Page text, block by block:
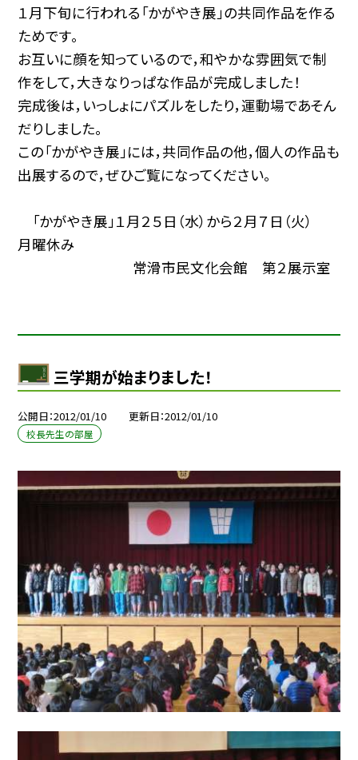
１月下旬に行われる「かがやき展」の共同作品を作る
ためです。
お互いに顔を知っているので，和やかな雰囲気で制
作をして，大きなりっぱな作品が完成しました！
完成後は，いっしょにパズルをしたり，運動場であそん
だりしました。
この「かがやき展」には，共同作品の他，個人の作品も
出展するので，ぜひご覧になってください。
「かがやき展」１月２５日（水）から２月７日（火）
月曜休み
常滑市民文化会館 第２展示室
三学期が始まりました！
公開日 2012/01/10 更新日 2012/01/10
校長先生の部屋